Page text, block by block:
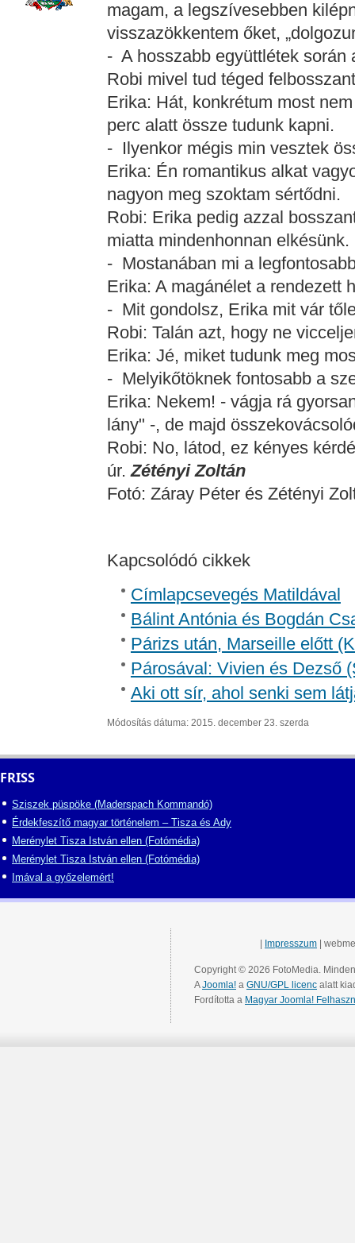
magam, a legszívesebben
visszazökkentem őket,
- A hosszabb együttlétek során
Robi mivel tud téged
Erika: Hát, konkrétum most
perc alatt össze tudunk kapni.
- Ilyenkor mégis min vesztek
Erika: Én romantikus alkat
nagyon meg szoktam sértődni.
Robi: Erika pedig azzal
miatta mindenhonnan elkésünk.
- Mostanában mi a
Erika: A magánélet a rendezett
- Mit gondolsz, Erika mit vár
Robi: Talán azt, hogy ne
Erika: Jé, miket tudunk meg
- Melyikőtöknek fontosabb a
Erika: Nekem! - vágja rá
lány" -, de majd
Robi: No, látod, ez kényes
úr.Zétényi Zoltán
Fotó: Záray Péter és Zétényi
Kapcsolódó cikkek
Címlapcsevegés Matildával
Bálint Antónia és Bogdán
Párizs után, Marseille előtt
Párosával: Vivien és Dezső
Aki ott sír, ahol senki sem
Módosítás dátuma: 2015. december 23. szerda
FRISS
Sziszek püspöke (Maderspach Kommandó)
Érdekfeszítő magyar történelem – Tisza és Ady
Merénylet Tisza István ellen (Fotómédia)
Merénylet Tisza István ellen (Fotómédia)
Imával a győzelemért!
Impresszum |
Copyright © 2026 FotoMedia.
AJoomla! a GNU/GPL licenc alatt
Fordította a Magyar Joomla!